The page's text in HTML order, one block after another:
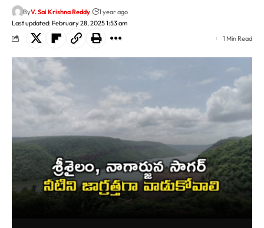
Last updated: February 28, 2025 1:53 am
ByV. Sai Krishna Reddy 1 year ago
1 Min Read